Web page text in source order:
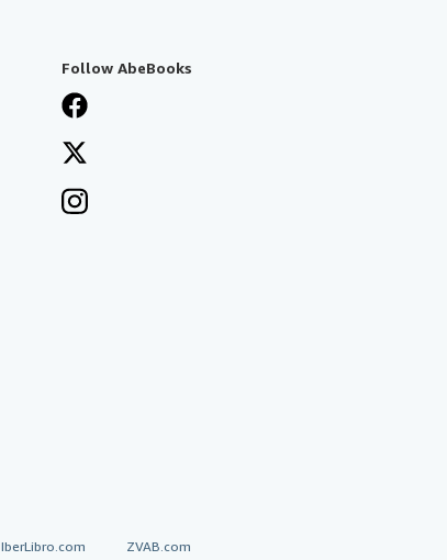
Follow AbeBooks
IberLibro.com ZVAB.com